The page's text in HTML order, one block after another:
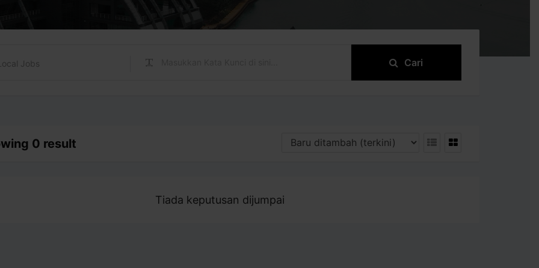
Local Jobs Cari
0 result
Tiada keputusan dijumpai